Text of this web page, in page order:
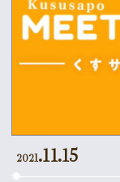
2021.11.15